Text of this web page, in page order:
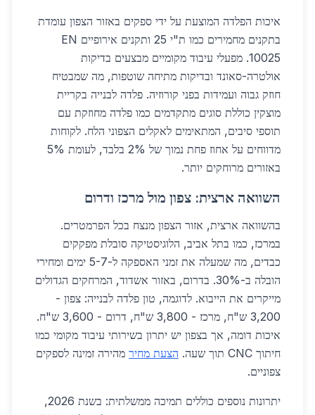
איכות הפלדה המוצעת על ידי ספקים באזור הצפון עומדת
בתקנים מחמירים כמו ת"י 25 ותקנים אירופיים EN
10025. מפעלי עיבוד מקומיים מבצעים בדיקות
אולטרה-סאונד ובדיקות מתיחה שוטפות, מה שמבטיח
חוזק גבוה ועמידות בפני קורוזיה. פלדה לבנייה בקריית
מוצקין כוללת סוגים מתקדמים כמו פלדה מחוזקת עם
תוספי סיבים, המתאימים לאקלים הצפוני הלח. לקוחות
מדווחים על אחוז פחת נמוך של 2% בלבד, לעומת 5%
באזורים מרוחקים יותר.
השוואה ארצית: צפון מול מרכז ודרום
בהשוואה ארצית, אזור הצפון מנצח בכל הפרמטרים.
במרכז, כמו בתל אביב, הלוגיסטיקה סובלת מפקקים
כבדים, מה שמעלה את זמני האספקה ל-5-7 ימים ומחירי
הובלה ב-30%. בדרום, באזור אשדוד, המרחקים הגדולים
מייקרים את הייבוא. לדוגמה, טון פלדה לבנייה: צפון -
3,200 ש"ח, מרכז - 3,800 ש"ח, דרום - 3,600 ש"ח.
איכות דומה, אך בצפון יש יתרון בשירותי עיבוד מקומי כמו
חיתוך CNC תוך שעה.
הצעת מחיר מהירה זמינה לספקים
צפוניים.
יתרונות נוספים כוללים תמיכה ממשלתית: בשנת 2026,